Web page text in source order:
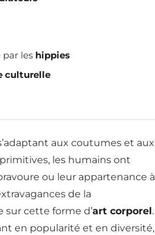
par les hippies
culturelle
aux coutumes et aux
les humains ont
ou leur appartenance à
de la
sur cette forme d’art corporel.
en popularité et en diversité,